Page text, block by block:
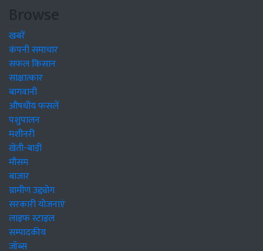
Browse
खबरें
कंपनी समाचार
सफल किसान
साक्षात्कार
बागवानी
औषधीय फसलें
पशुपालन
मशीनरी
खेती-बाड़ी
मौसम
बाजार
ग्रामीण उद्द्योग
सरकारी योजनाएं
लाइफ स्टाइल
सम्पादकीय
जॉब्स